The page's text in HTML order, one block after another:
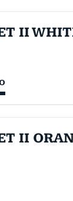
II
II